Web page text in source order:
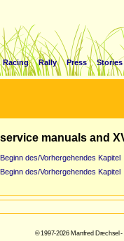
Racing Rally Press Stories
manuals and
Beginn des/Vorhergehendes Kapitel
Beginn des/Vorhergehendes Kapitel
© 1997-2026 Manfred Drechsel